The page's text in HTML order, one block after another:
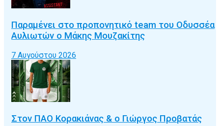
Παραμένει στο προπονητικό team του Οδυσσέα
Αυλιωτών ο Μάκης Μουζακίτης
7 Αυγούστου 2026
Στον ΠΑΟ Κορακιάνας & ο Γιώργος Προβατάς